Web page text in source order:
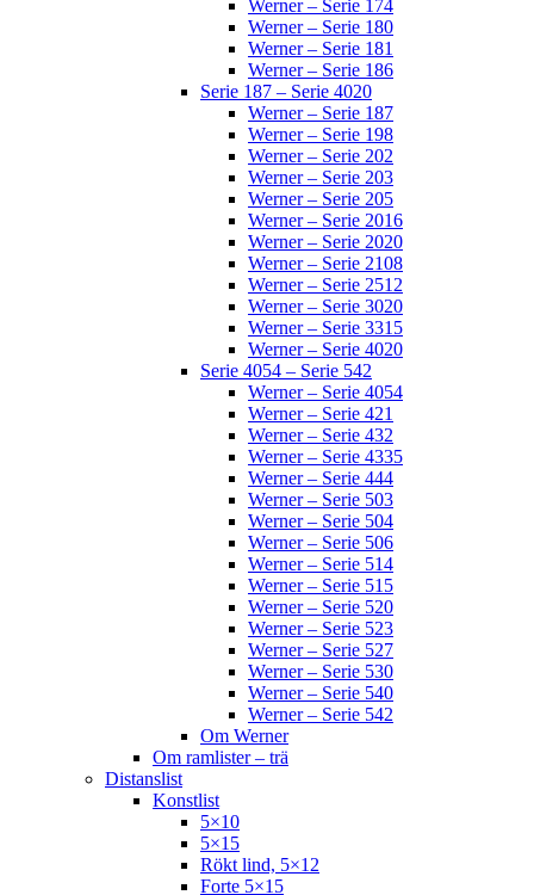
Werner – Serie 174
Werner – Serie 180
Werner – Serie 181
Werner – Serie 186
Serie 187 – Serie 4020
Werner – Serie 187
Werner – Serie 198
Werner – Serie 202
Werner – Serie 203
Werner – Serie 205
Werner – Serie 2016
Werner – Serie 2020
Werner – Serie 2108
Werner – Serie 2512
Werner – Serie 3020
Werner – Serie 3315
Werner – Serie 4020
Serie 4054 – Serie 542
Werner – Serie 4054
Werner – Serie 421
Werner – Serie 432
Werner – Serie 4335
Werner – Serie 444
Werner – Serie 503
Werner – Serie 504
Werner – Serie 506
Werner – Serie 514
Werner – Serie 515
Werner – Serie 520
Werner – Serie 523
Werner – Serie 527
Werner – Serie 530
Werner – Serie 540
Werner – Serie 542
Om Werner
Om ramlister – trä
Distanslist
Konstlist
5×10
5×15
Rökt lind, 5×12
Forte 5×15